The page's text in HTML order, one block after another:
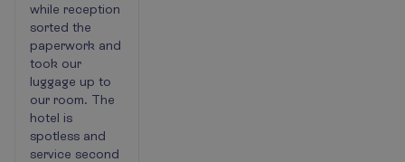
while reception
sorted the
paperwork and
took our
luggage up to
our room. The
hotel is
spotless and
service second